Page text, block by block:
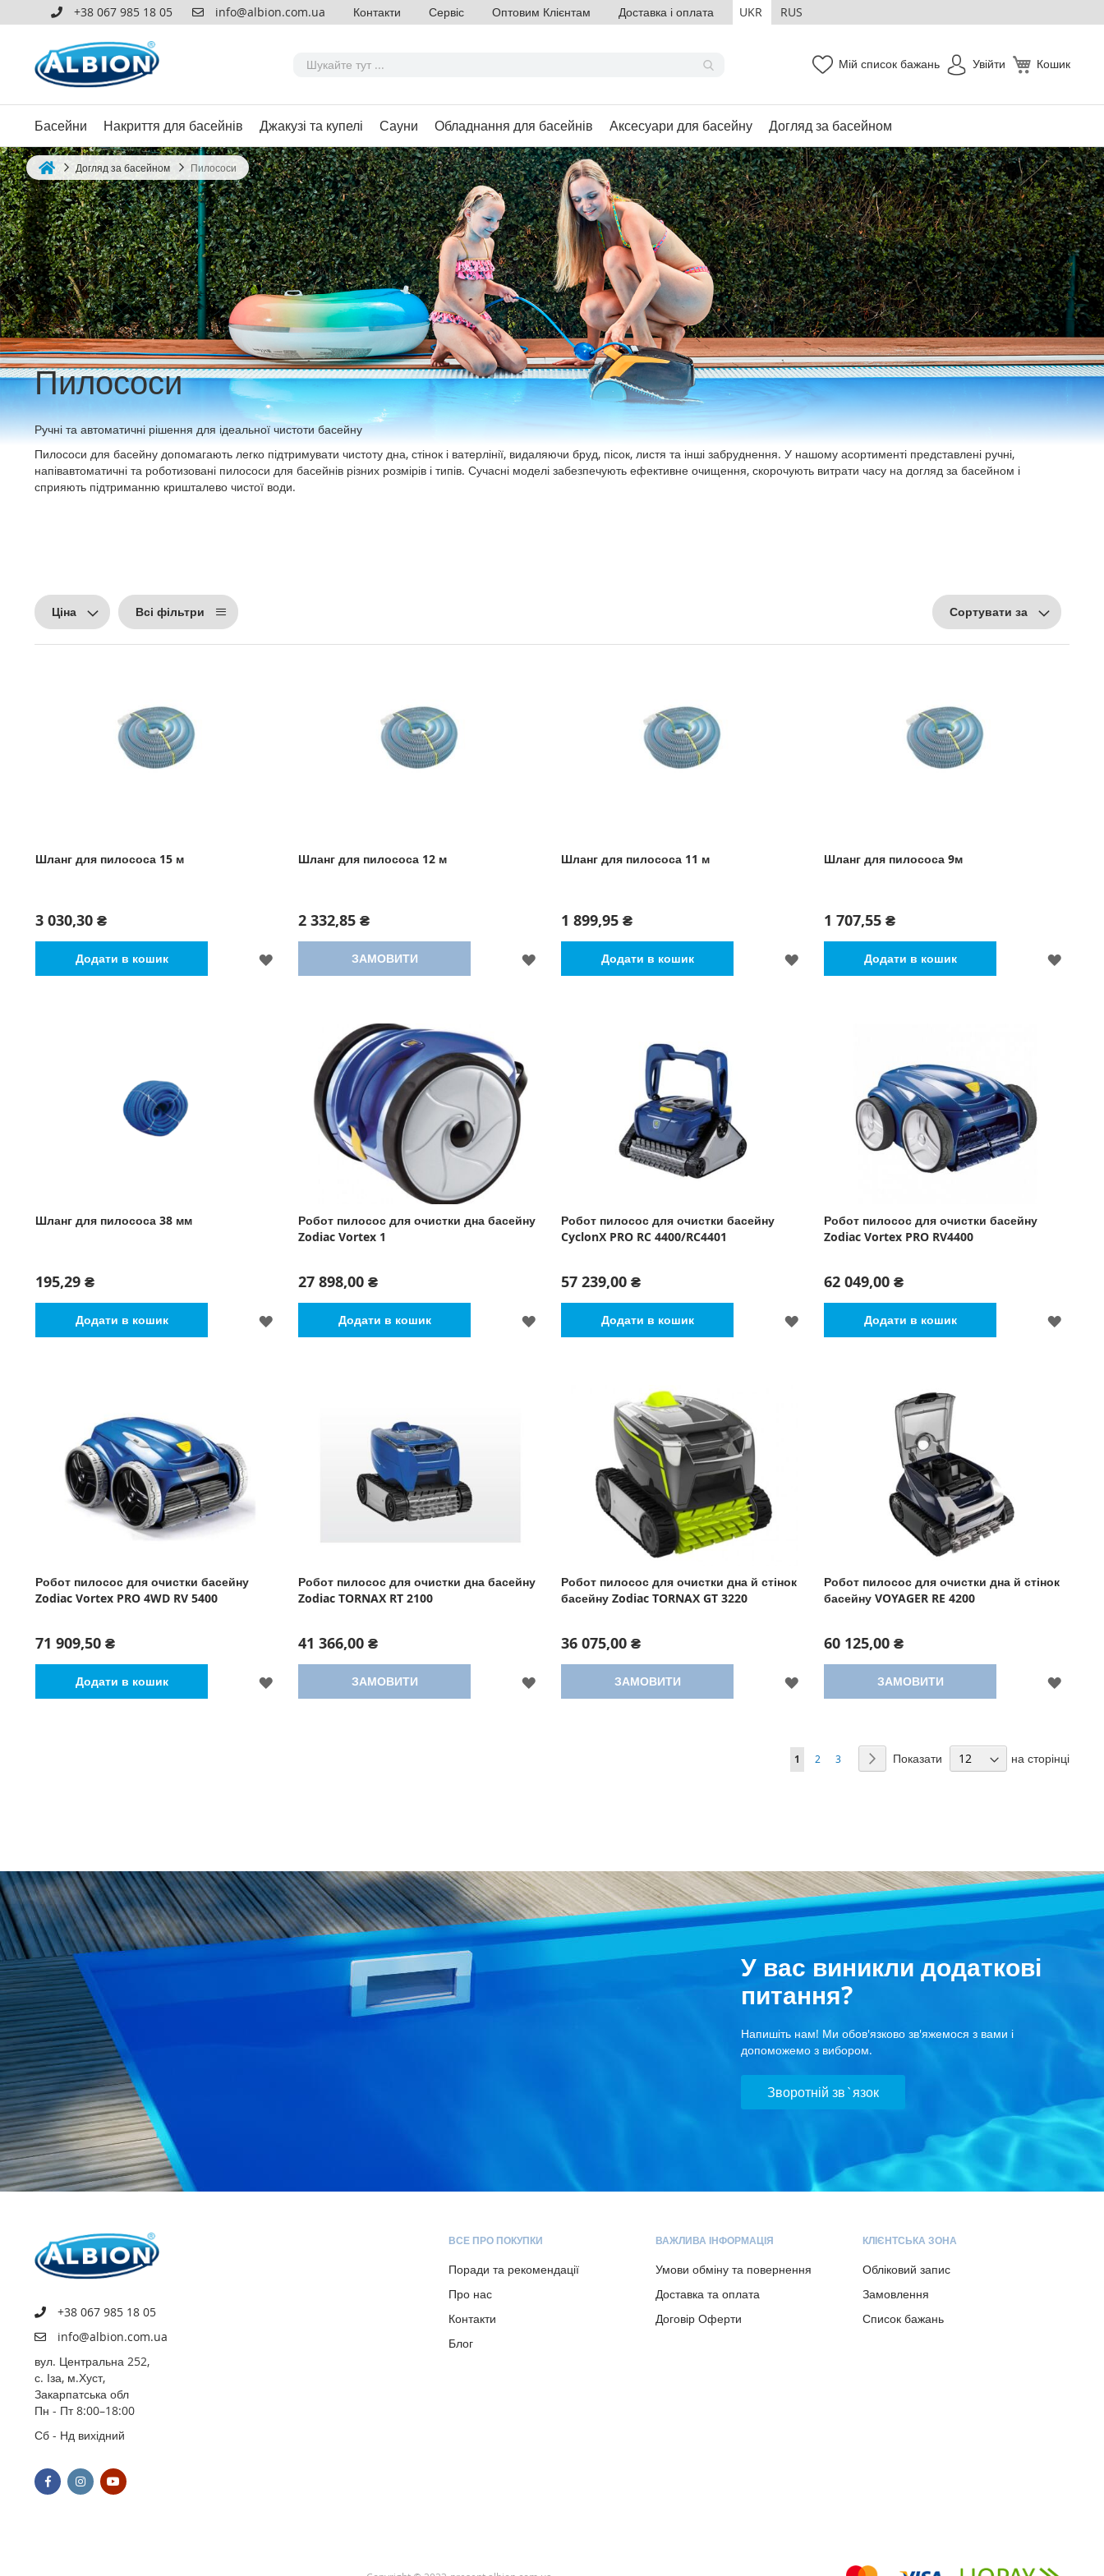
+38 067 985 18 05 info@albion.com.ua Контакти Сервіс Оптовим Клієнтам Доставка і оплата UKR RUS
Кошик
Мій список бажань Увійти
Басейни Накриття для басейнів Джакузі та купелі Сауни Обладнання для басейнів Аксесуари для басейну Догляд за басейном
Догляд за басейном Пилососи
Пилососи
Ручні та автоматичні рішення для ідеальної чистоти басейну
Пилососи для басейну допомагають легко підтримувати чистоту дна, стінок і ватерлінії, видаляючи бруд, пісок, листя та інші забруднення. У нашому асортименті представлені ручні,
напівавтоматичні та роботизовані пилососи для басейнів різних розмірів і типів. Сучасні моделі забезпечують ефективне очищення, скорочують витрати часу на догляд за басейном і
сприяють підтриманню кришталево чистої води.
Ціна Всі фільтри Сортувати за
Шланг для пилососа 15 м
3 030,30 ₴
Додати в кошик
ДОДАТИ
Шланг для пилососа 12 м
2 332,85 ₴
ЗАМОВИТИ
ДОДАТИ
Шланг для пилососа 11 м
1 899,95 ₴
Додати в кошик
ДОДАТИ
Шланг для пилососа 9м
1 707,55 ₴
Додати в кошик
Шланг для пилососа 38 мм
195,29 ₴
Додати в кошик
ДОДАТИ
Робот пилосос для очистки дна басейну
Zodiac Vortex 1
27 898,00 ₴
Додати в кошик
ДОДАТИ
Робот пилосос для очистки басейну
CyclonХ PRO RC 4400/RC4401
57 239,00 ₴
Додати в кошик
ДОДАТИ
Робот пилосос для очистки басейну
Zodiac Vortex PRO RV4400
62 049,00 ₴
Додати в кошик
Робот пилосос для очистки басейну
Zodiac Vortex PRO 4WD RV 5400
71 909,50 ₴
Додати в кошик
ДОДАТИ
Робот пилосос для очистки дна басейну
Zodiac TORNAX RT 2100
41 366,00 ₴
ЗАМОВИТИ
ДОДАТИ
Робот пилосос для очистки дна й стінок
басейну Zodiac TORNAX GT 3220
36 075,00 ₴
ЗАМОВИТИ
ДОДАТИ
БАЖАНЬ
Робот пилосос для очистки дна й стінок
басейну VOYAGER RE 4200
60 125,00 ₴
ЗАМОВИТИ
Сторінка
You're currently reading page
1 Сторінка
2 Сторінка
3 Сторінка
Наступний
Показати на сторінці
У вас виникли додаткові
питання?
Напишіть нам! Ми обов'язково зв'яжемося з вами і
допоможемо з вибором.
Зворотній зв`язок
+38 067 985 18 05
info@albion.com.ua
вул. Центральна 252,
с. Іза, м.Хуст,
Закарпатська обл
Пн - Пт 8:00–18:00
Сб - Нд вихідний
ВСЕ ПРО ПОКУПКИ
Поради та рекомендації
Про нас
Контакти
Блог
ВАЖЛИВА ІНФОРМАЦІЯ
Умови обміну та повернення
Доставка та оплата
Договір Оферти
КЛІЄНТСЬКА ЗОНА
Обліковий запис
Замовлення
Список бажань